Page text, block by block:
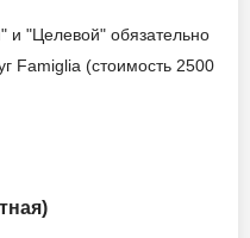
налоговый номер);
Справка о доходах или
работы от 6 месяцев.
"Целевой" обязательно
Famiglia (стоимость 2500